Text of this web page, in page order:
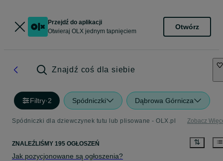
Przejdź do aplikacji
Otwieraj OLX jednym tapnięciem
Otwórz
Znajdź coś dla siebie
Filtry·2 Spódniczki Dąbrowa Górnicza
Spódniczki dla dziewczynek tutu lub plisowane - OLX.pl Zobacz
ZNALEŹLIŚMY 195 OGŁOSZEŃ
Jak pozycjonowane są ogłoszenia?